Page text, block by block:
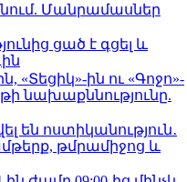
Մանրամասներ
ցած է գցել և
«Տեցիկ»-ին ու «Գոջո»-
նախաքննությունը.
են ոստիկանություն․
թմրամիջոց և